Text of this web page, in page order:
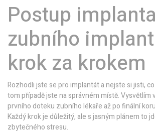
Postup
zubního
krok za krokem
Rozhodli jste se pro implantát a nejste si jisti,
tom případě jste na správném místě. Vysvětlím
prvního doteku zubního lékaře až po finální
Každý krok je důležitý, ale s jasným plánem to
zbytečného stresu.